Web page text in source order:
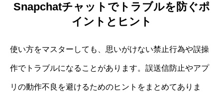
Snapchatチャットでトラブルを防ぐポ
イントとヒント
使い方をマスターしても、思いがけない禁止行為や誤操
作でトラブルになることがあります。誤送信防止やアプ
リの動作不良を避けるためのヒントをまとめてありま